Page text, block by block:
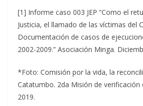
[1] Informe caso 003 JEP “Como el
Justicia, el llamado de las víctimas del
Documentación de casos de
2002-2009.” Asociación Minga.
*Foto: Comisión por la vida, la
Catatumbo. 2da Misión de verificación
2019.